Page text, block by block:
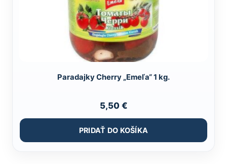
Paradajky Cherry „Emeľa“ 1 kg.
5,50 €
PRIDAŤ DO KOŠÍKA